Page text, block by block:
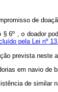
de
§ 6º , o doador
pela Lei nº
prevista neste
em navio de
de similar